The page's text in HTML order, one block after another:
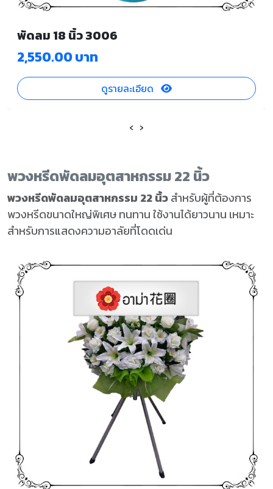
พัดลม 18 นิ้ว 3006
2,550.00 บาท
ดูรายละเอียด
‹ ›
พวงหรีดพัดลมอุตสาหกรรม 22 นิ้ว
พวงหรีดพัดลมอุตสาหกรรม 22 นิ้วสำหรับผู้ที่ต้องการ
พวงหรีดขนาดใหญ่พิเศษ ทนทาน ใช้งานได้ยาวนาน เหมาะ
สำหรับการแสดงความอาลัยที่โดดเด่น